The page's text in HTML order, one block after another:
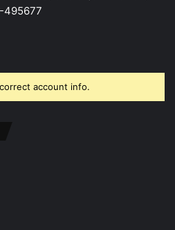
495677
account info.